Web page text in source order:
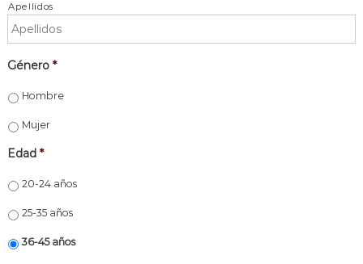
Apellidos
Género *
Hombre
Mujer
Edad *
20-24 años
25-35 años
36-45 años